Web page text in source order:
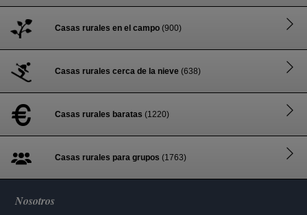
Casas rurales en el campo (900)
Casas rurales cerca de la nieve (638)
Casas rurales baratas (1220)
Casas rurales para grupos (1763)
Nosotros